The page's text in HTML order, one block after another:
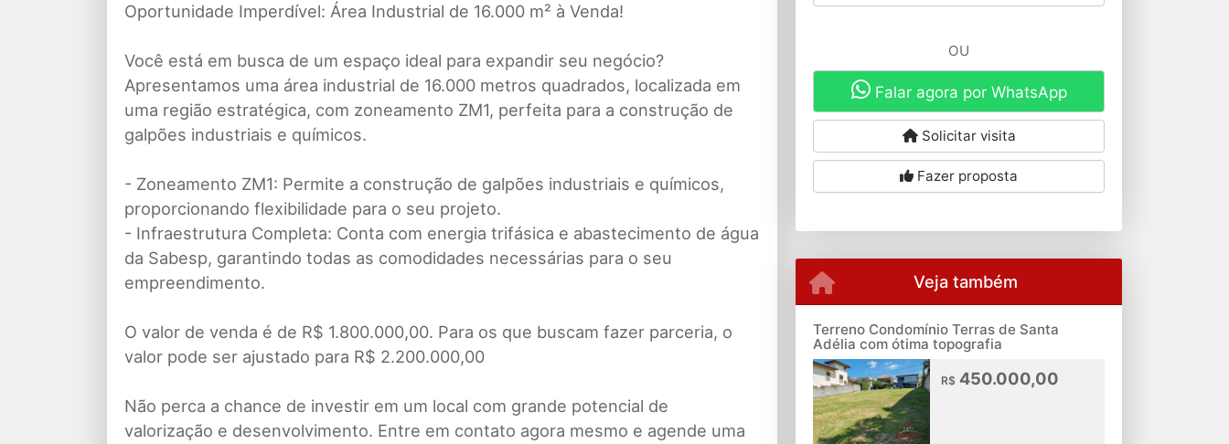
Oportunidade Imperdível: Área Industrial de 16.000 m² à Venda!
Você está em busca de um espaço ideal para expandir seu negócio?
Apresentamos uma área industrial de 16.000 metros quadrados, localizada em
uma região estratégica, com zoneamento ZM1, perfeita para a construção de
galpões industriais e químicos.
- Zoneamento ZM1: Permite a construção de galpões industriais e químicos,
proporcionando flexibilidade para o seu projeto.
- Infraestrutura Completa: Conta com energia trifásica e abastecimento de água
da Sabesp, garantindo todas as comodidades necessárias para o seu
empreendimento.
O valor de venda é de R$ 1.800.000,00. Para os que buscam fazer parceria, o
valor pode ser ajustado para R$ 2.200.000,00
Não perca a chance de investir em um local com grande potencial de
valorização e desenvolvimento. Entre em contato agora mesmo e agende uma
OU
Falar agora por WhatsApp
Solicitar visita
Fazer proposta
Veja também
Terreno Condomínio Terras de Santa
Adélia com ótima topografia
R$450.000,00